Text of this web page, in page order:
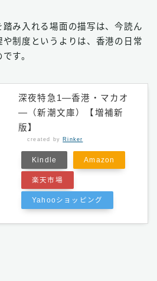
み入れる場面の描写は、今読ん
制度というよりは、香港の日常
す。
深夜特急1―香港・マカオ
―（新潮文庫）【増補新
版】
created by Rinker
Kindle Amazon
楽天市場
Yahooショッピング